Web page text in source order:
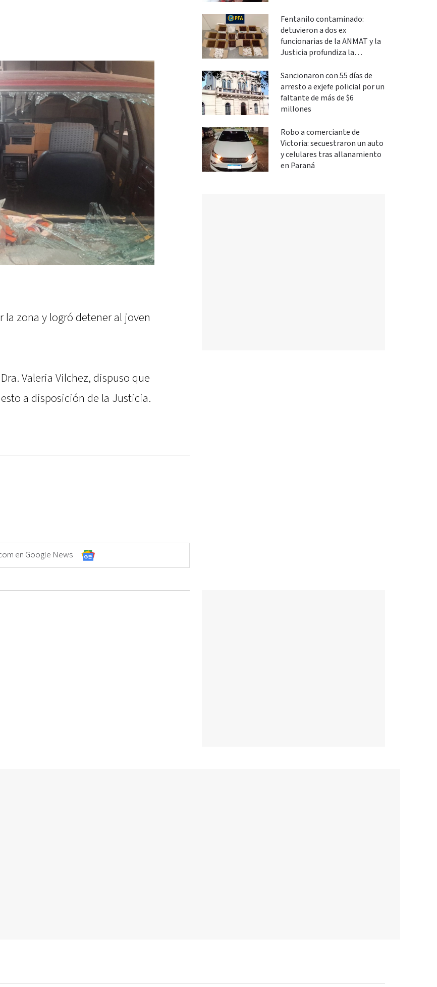
zona y logró detener al joven
Valeria Vilchez, dispuso que
a disposición de la Justicia.
en Google News
Fentanilo contaminado:
detuvieron a dos ex
funcionarias de la ANMAT y la
Justicia profundiza la
Sancionaron con 55 días de
arresto a exjefe policial por un
faltante de más de $6
millones
Robo a comerciante de
Victoria: secuestraron un auto
y celulares tras allanamiento
en Paraná